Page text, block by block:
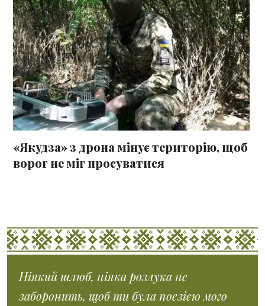
«Якудза» з дрона мінує територію, щоб
ворог не міг просуватися
Ніякий шлюб, ніяка розлука не
заборонить, щоб ти була поезією мого